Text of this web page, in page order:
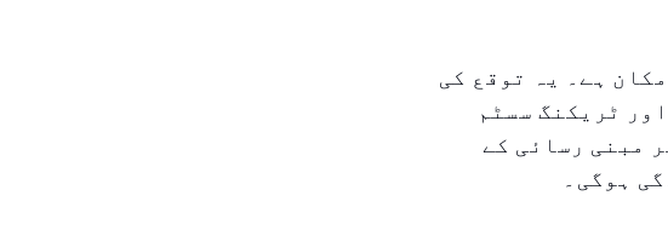
ہے۔ یہ توقع کی
ٹریکنگ سسٹم
مبنی رسائی کے
ہوگی۔